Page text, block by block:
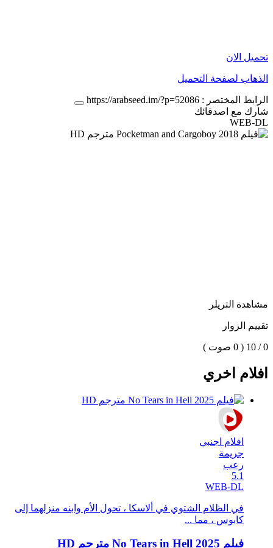
تحميل الان
الذهاب لصفحة التحميل
الرابط المختصر : https://arabseed.im/?p=52086
شارك مع اصدقائك
WEB-DL
مشاهدة التريلر
تقييم الزوار
0 / 10 ( 0 صوت )
افلام اخري
افلام اجنبي
جريمة
رعب
5.1
WEB-DL
في الظلام الشتوي في ألاسكا ، تحول الأم وابنه منزلهما إلى
كابوس ، مما ...
فيلم No Tears in Hell 2025 مترجم HD